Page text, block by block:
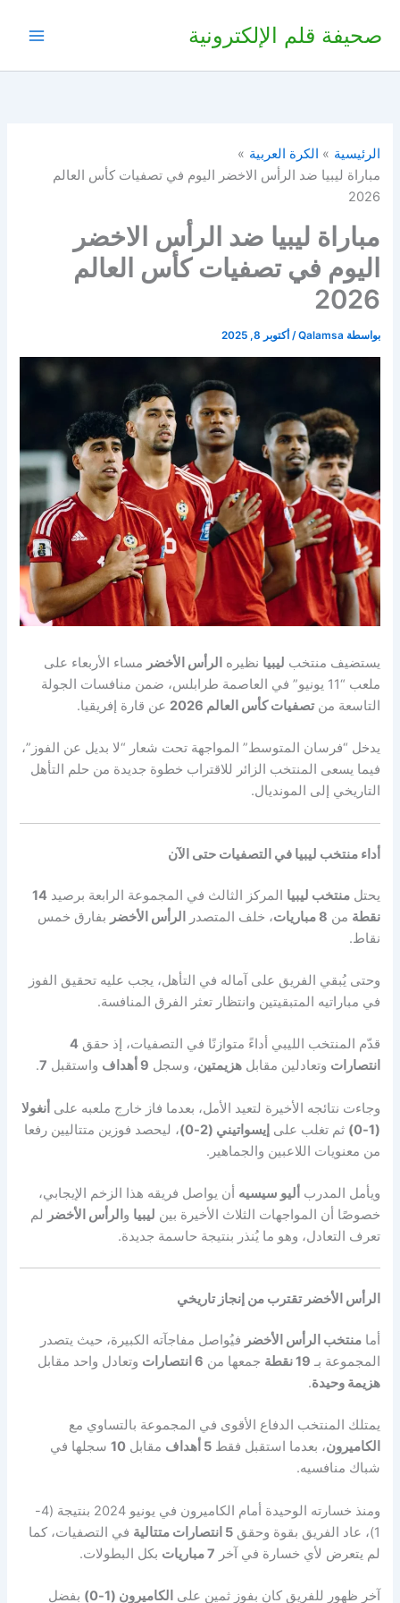
صحيفة قلم الإلكترونية
الرئيسية
الكرة العربية
مباراة ليبيا ضد الرأس الاخضر اليوم في تصفيات كأس العالم
2026
مباراة ليبيا ضد الرأس الاخضر
اليوم في تصفيات كأس العالم
2026
بواسطة Qalamsa
/ أكتوبر 8, 2025
يستضيف منتخب ليبيا نظيره الرأس الأخضر مساء الأربعاء على
ملعب “11 يونيو” في العاصمة طرابلس، ضمن منافسات الجولة
التاسعة منتصفيات كأس العالم 2026 عن قارة إفريقيا.
يدخل “فرسان المتوسط” المواجهة تحت شعار “لا بديل عن الفوز”،
فيما يسعى المنتخب الزائر للاقتراب خطوة جديدة من حلم التأهل
التاريخي إلى المونديال.
أداء منتخب ليبيا في التصفيات حتى الآن
يحتلمنتخب ليبيا المركز الثالث في المجموعة الرابعة برصيد14
نقطة من 8 مباريات ، خلف المتصدر الرأس الأخضر بفارق خمس
نقاط.
وحتى يُبقي الفريق على آماله في التأهل، يجب عليه تحقيق الفوز
في مباراتيه المتبقيتين وانتظار تعثر الفرق المنافسة.
قدّم المنتخب الليبي أداءً متوازنًا في التصفيات، إذ حقق4
انتصارات وتعادلين مقابلهزيمتين، وسجل 9 أهداف واستقبل 7
.
وجاءت نتائجه الأخيرة لتعيد الأمل، بعدما فاز خارج ملعبه على أنغولا
(1-0)
ثم تغلب علىإيسواتيني (2-0)
، ليحصد فوزين متتاليين رفعا
من معنويات اللاعبين والجماهير.
ويأمل المدرب أليو سيسيه أن يواصل فريقه هذا الزخم الإيجابي،
خصوصًا أن المواجهات الثلاث الأخيرة بين ليبيا و الرأس الأخضر لم
تعرف التعادل، وهو ما يُنذر بنتيجة حاسمة جديدة.
الرأس الأخضر تقترب من إنجاز تاريخي
أمامنتخب الرأس الأخضر فيُواصل مفاجآته الكبيرة، حيث يتصدر
المجموعة بـ 19 نقطة جمعها من 6 انتصارات
وتعادل واحد مقابل
هزيمة وحيدة.
يمتلك المنتخب الدفاع الأقوى في المجموعة بالتساوي مع
الكاميرون، بعدما استقبل فقط5 أهداف مقابل10 سجلها في
شباك منافسيه.
ومنذ خسارته الوحيدة أمام الكاميرون في يونيو 2024 بنتيجة (4-
1)، عاد الفريق بقوة وحقق
5 انتصارات متتالية
في التصفيات، كما
لم يتعرض لأي خسارة في آخر 7 مباريات بكل البطولات.
آخر ظهور للفريق كان بفوز ثمين على الكاميرون (1-0) بفضل